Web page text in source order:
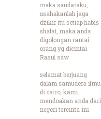
maka saudaraku,
usahakanlah jaga
dzikir itu setiap habis
shalat, maka anda
digolongan rantai
orang yg dicintai
Rasul saw
selamat berjuang
dalam samudera ilmu
di cairo, kami
mendoakan anda dari
negeri tercinta ini